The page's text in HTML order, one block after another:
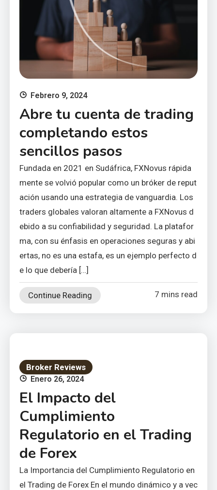
Febrero 9, 2024
Abre tu cuenta de trading
completando estos
sencillos pasos
Fundada en 2021 en Sudáfrica, FXNovus rápida
mente se volvió popular como un bróker de reput
ación usando una estrategia de vanguardia. Los
traders globales valoran altamente a FXNovus d
ebido a su confiabilidad y seguridad. La platafor
ma, con su énfasis en operaciones seguras y abi
ertas, no es una estafa, es un ejemplo perfecto d
e lo que debería […]
Continue Reading 7 mins read
Broker Reviews
Enero 26, 2024
El Impacto del
Cumplimiento
Regulatorio en el Trading
de Forex
La Importancia del Cumplimiento Regulatorio en
el Trading de Forex En el mundo dinámico y a vec